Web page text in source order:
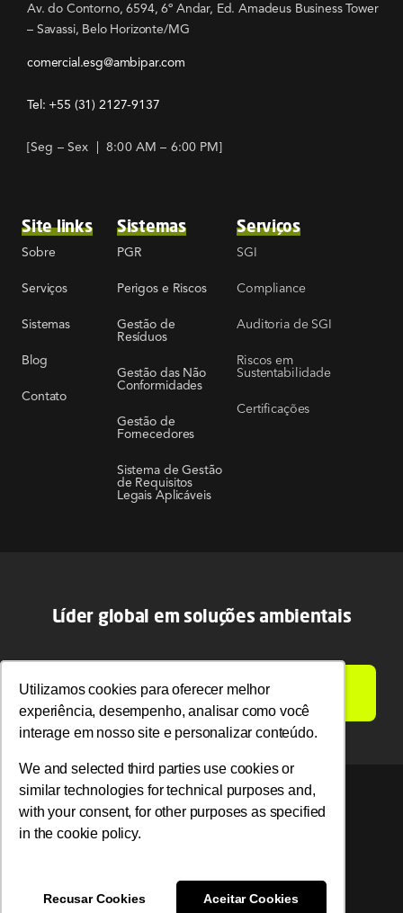
Utilizamos cookies para oferecer melhor
experiência, desempenho, analisar como você
interage em nosso site e personalizar conteúdo.
We and selected third parties use cookies or
similar technologies for technical purposes and,
with your consent, for other purposes as specified
in the cookie policy.
Recusar Cookies Aceitar Cookies
Utilizamos cookies para oferecer melhor
experiência, desempenho, analisar como você
interage em nosso site e personalizar conteúdo.
We and selected third parties use cookies or
similar technologies for technical purposes and,
with your consent, for other purposes as specified
in the cookie policy.
Recusar Cookies Aceitar Cookies
Av. do Contorno, 6594, 6º Andar, Ed. Amadeus Business Tower
– Savassi, Belo Horizonte/MG
comercial.esg@ambipar.com
Tel: +55 (31) 2127-9137
[Seg – Sex | 8:00 AM – 6:00 PM]
Site links
Sobre
Serviços
Sistemas
Blog
Contato
Sistemas
PGR
Perigos e Riscos
Gestão de
Resíduos
Gestão das Não
Conformidades
Gestão de
Fornecedores
Sistema de Gestão
de Requisitos
Legais Aplicáveis
Serviços
SGI
Compliance
Auditoria de SGI
Riscos em
Sustentabilidade
Certificações
Líder global em soluções ambientais
LIGAMOS PARA VOCÊ
© 2026 Ambipar. Todos os direitos reservados.